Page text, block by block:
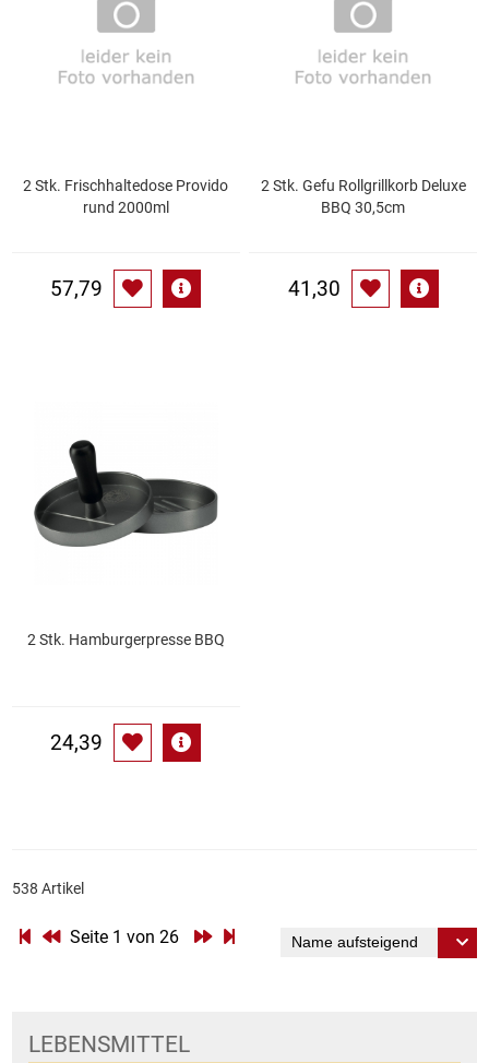
Zucker / Süßstoffe
LEBENSMITTEL
2 Stk. Frischhaltedose Provido
rund 2000ml
57,79
2 Stk. Gefu Rollgrillkorb Deluxe
BBQ 30,5cm
41,30
2 Stk. Hamburgerpresse BBQ
24,39
538 Artikel
Seite 1 von 26